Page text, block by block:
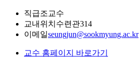
직급조교수
교내위치 수련관314
이메일seungjun@sookmyung.ac.kr
교수 홈페이지 바로가기